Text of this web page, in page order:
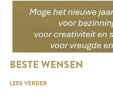
BESTE WENSEN
LEES VERDER